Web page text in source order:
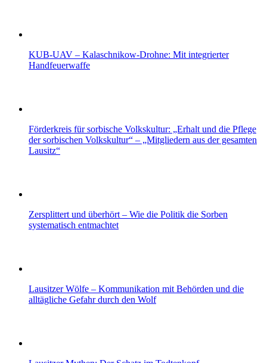
KUB-UAV – Kalaschnikow-Drohne: Mit integrierter
Handfeuerwaffe
Förderkreis für sorbische Volkskultur: „Erhalt und die Pflege
der sorbischen Volkskultur“ – „Mitgliedern aus der gesamten
Lausitz“
Zersplittert und überhört – Wie die Politik die Sorben
systematisch entmachtet
Lausitzer Wölfe – Kommunikation mit Behörden und die
alltägliche Gefahr durch den Wolf